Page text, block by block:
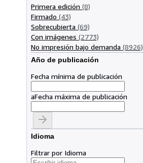
Primera edición (8)
Firmado (43)
Sobrecubierta (69)
Con imágenes (2773)
No impresión bajo demanda (8926)
Año de publicación
Fecha mínima de publicación
aFecha máxima de publicación
Idioma
Filtrar por Idioma